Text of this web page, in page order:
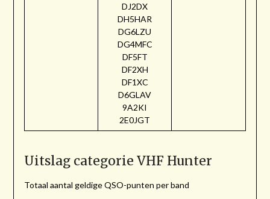
DJ2DX
DH5HAR
DG6LZU
DG4MFC
DF5FT
DF2XH
DF1XC
D6GLAV
9A2KI
2E0JGT
Uitslag categorie VHF Hunter
Totaal aantal geldige QSO-punten per band